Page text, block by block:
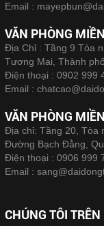
Email :
VĂN PHÒNG
Địa Chỉ : Tầng 9 Tòa
Tương Mai, Thành
Điện thoại : 0902 999
Email :
VĂN PHÒNG
Địa chỉ: Tầng 20, Tòa
Đường Bạch Đằng,
Điện thoại : 0906 999
Email :
CHÚNG TÔI TRÊN